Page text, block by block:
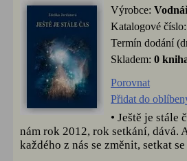
Výrobce:
Katalogové
Termín dodání
Skladem: 0
Porovnat
Přidat do
• Ještě je
nám rok 2012, rok setkání, dává.
každého z nás se změnit, setkat